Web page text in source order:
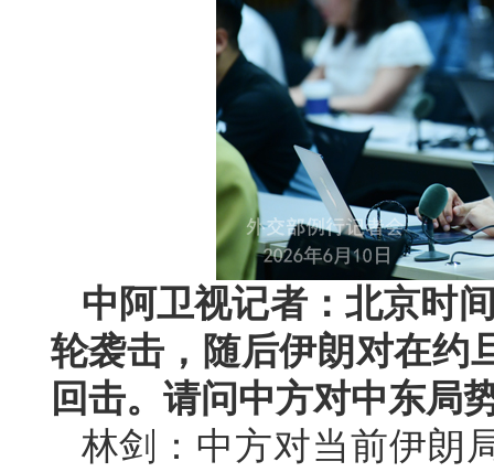
中阿卫视记者：北京时
轮袭击，随后伊朗对在约
回击。请问中方对中东局
林剑：中方对当前伊朗